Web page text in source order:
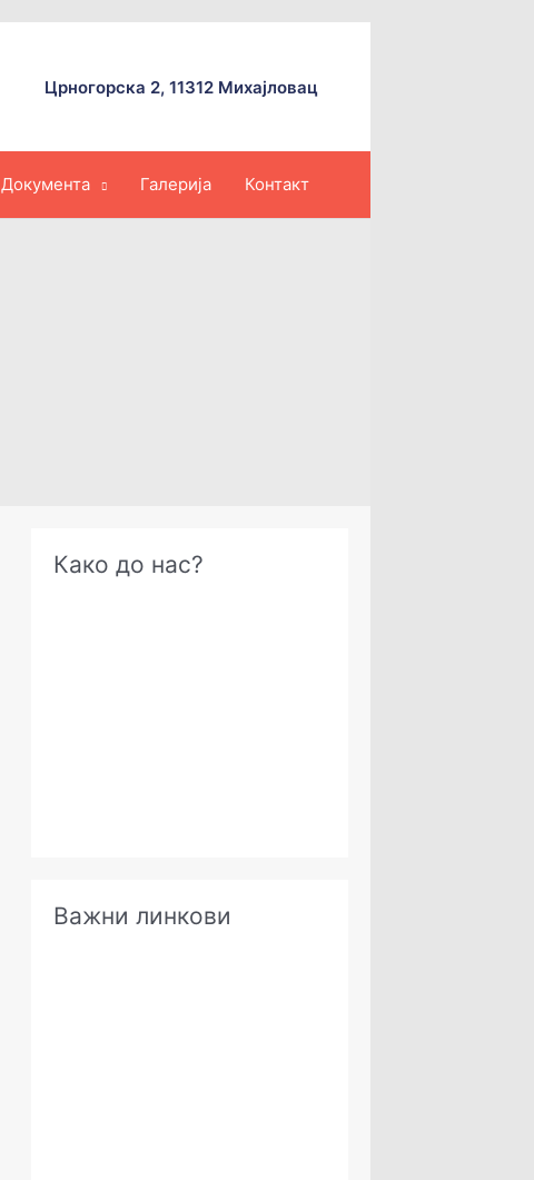
Црногорска 2, 11312 Михајловац
Документа Галерија Контакт
Како до нас?
Важни линкови
р